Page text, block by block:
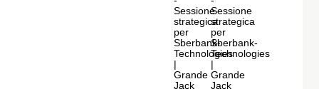
entreranno a far parte del programma e
simboleggiava gli strumenti della
motivazione in banca!